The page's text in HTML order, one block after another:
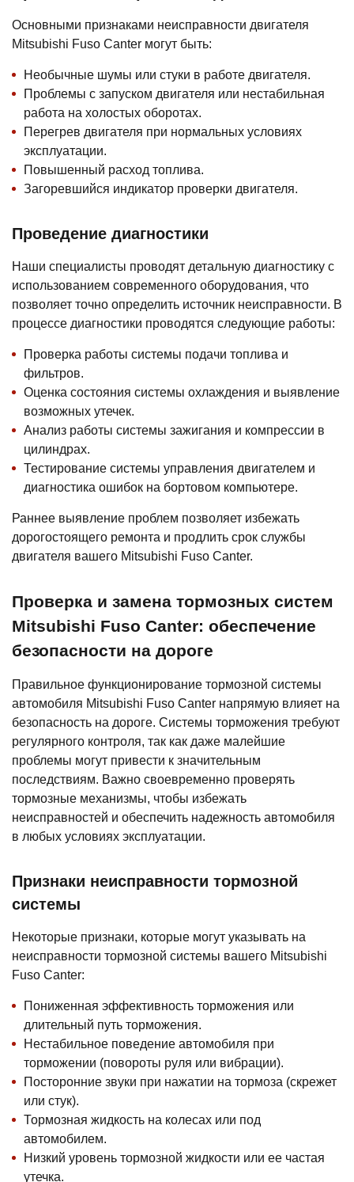
Основными признаками неисправности двигателя
Mitsubishi Fuso Canter могут быть:
Необычные шумы или стуки в работе двигателя.
Проблемы с запуском двигателя или нестабильная
работа на холостых оборотах.
Перегрев двигателя при нормальных условиях
эксплуатации.
Повышенный расход топлива.
Загоревшийся индикатор проверки двигателя.
Проведение диагностики
Наши специалисты проводят детальную диагностику с
использованием современного оборудования, что
позволяет точно определить источник неисправности. В
процессе диагностики проводятся следующие работы:
Проверка работы системы подачи топлива и
фильтров.
Оценка состояния системы охлаждения и выявление
возможных утечек.
Анализ работы системы зажигания и компрессии в
цилиндрах.
Тестирование системы управления двигателем и
диагностика ошибок на бортовом компьютере.
Раннее выявление проблем позволяет избежать
дорогостоящего ремонта и продлить срок службы
двигателя вашего Mitsubishi Fuso Canter.
Проверка и замена тормозных систем
Mitsubishi Fuso Canter: обеспечение
безопасности на дороге
Правильное функционирование тормозной системы
автомобиля Mitsubishi Fuso Canter напрямую влияет на
безопасность на дороге. Системы торможения требуют
регулярного контроля, так как даже малейшие
проблемы могут привести к значительным
последствиям. Важно своевременно проверять
тормозные механизмы, чтобы избежать
неисправностей и обеспечить надежность автомобиля
в любых условиях эксплуатации.
Признаки неисправности тормозной
системы
Некоторые признаки, которые могут указывать на
неисправности тормозной системы вашего Mitsubishi
Fuso Canter:
Пониженная эффективность торможения или
длительный путь торможения.
Нестабильное поведение автомобиля при
торможении (повороты руля или вибрации).
Посторонние звуки при нажатии на тормоза (скрежет
или стук).
Тормозная жидкость на колесах или под
автомобилем.
Низкий уровень тормозной жидкости или ее частая
утечка.